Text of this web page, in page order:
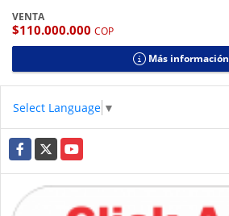
VENTA
$110.000.000 COP
Más información
Select Language ▼
Facebook
X YouTube